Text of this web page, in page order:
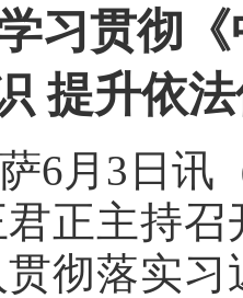
习贯彻
提升依
6月3日讯
正主持
彻落实